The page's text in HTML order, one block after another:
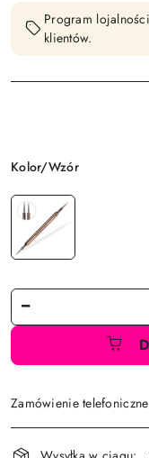
Program
klientów.
Wariant
Kolor/Wzór
Ilość
Zamówienie
Dostępność